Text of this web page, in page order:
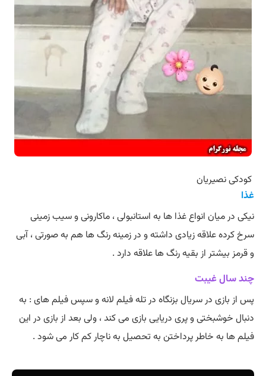
کودکی نصیریان
غذا
نیکی در میان انواع غذا ها به استانبولی ، ماکارونی و سیب زمینی
سرخ کرده علاقه زیادی داشته و در زمینه رنگ ها هم به صورتی ، آبی
و قرمز بیشتر از بقیه رنگ ها علاقه دارد .
چند سال غیبت
پس از بازی در سریال بزنگاه در تله فیلم لانه و سپس فیلم های : به
دنبال خوشبختی و پری دریایی بازی می کند ، ولی بعد از بازی در این
فیلم ها به خاطر پرداختن به تحصیل به ناچار کم کار می شود .